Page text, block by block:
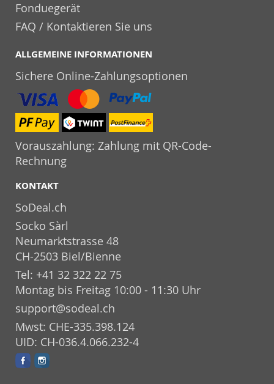
Fonduegerät
FAQ / Kontaktieren Sie uns
ALLGEMEINE INFORMATIONEN
Sichere Online-Zahlungsoptionen
Vorauszahlung: Zahlung mit QR-Code-
Rechnung
KONTAKT
SoDeal.ch
Socko Sàrl
Neumarktstrasse 48
CH-2503 Biel/Bienne
Tel: +41 32 322 22 75
Montag bis Freitag 10:00 - 11:30 Uhr
support@sodeal.ch
Mwst: CHE-335.398.124
UID: CH-036.4.066.232-4